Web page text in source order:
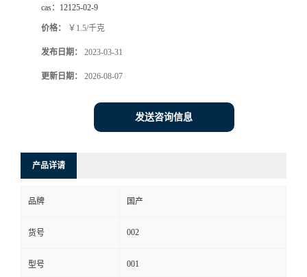
cas： 12125-02-9
价格： ￥1.5/千克
发布日期： 2023-03-31
更新日期： 2026-08-07
发送咨询信息
产品详请
品牌 国产
货号 002
型号 001